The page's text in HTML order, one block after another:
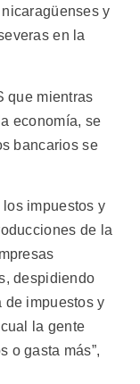
y
en la
que mientras
economía, se
bancarios se
impuestos y
de la
despidiendo
de impuestos y
la gente
o gasta más”,